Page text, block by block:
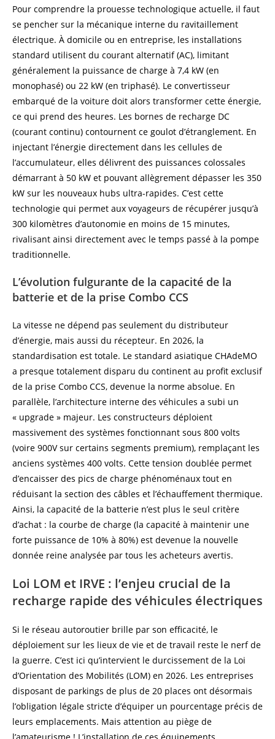
Pour comprendre la prouesse technologique actuelle, il faut
se pencher sur la mécanique interne du ravitaillement
électrique. À domicile ou en entreprise, les installations
standard utilisent du courant alternatif (AC), limitant
généralement la puissance de charge à 7,4 kW (en
monophasé) ou 22 kW (en triphasé). Le convertisseur
embarqué de la voiture doit alors transformer cette énergie,
ce qui prend des heures. Les bornes de recharge DC
(courant continu) contournent ce goulot d’étranglement. En
injectant l’énergie directement dans les cellules de
l’accumulateur, elles délivrent des puissances colossales
démarrant à 50 kW et pouvant allègrement dépasser les 350
kW sur les nouveaux hubs ultra-rapides. C’est cette
technologie qui permet aux voyageurs de récupérer jusqu’à
300 kilomètres d’autonomie en moins de 15 minutes,
rivalisant ainsi directement avec le temps passé à la pompe
traditionnelle.
L’évolution fulgurante de la capacité de la
batterie et de la prise Combo CCS
La vitesse ne dépend pas seulement du distributeur
d’énergie, mais aussi du récepteur. En 2026, la
standardisation est totale. Le standard asiatique CHAdeMO
a presque totalement disparu du continent au profit exclusif
de la prise Combo CCS, devenue la norme absolue. En
parallèle, l’architecture interne des véhicules a subi un
« upgrade » majeur. Les constructeurs déploient
massivement des systèmes fonctionnant sous 800 volts
(voire 900V sur certains segments premium), remplaçant les
anciens systèmes 400 volts. Cette tension doublée permet
d’encaisser des pics de charge phénoménaux tout en
réduisant la section des câbles et l’échauffement thermique.
Ainsi, la capacité de la batterie n’est plus le seul critère
d’achat : la courbe de charge (la capacité à maintenir une
forte puissance de 10% à 80%) est devenue la nouvelle
donnée reine analysée par tous les acheteurs avertis.
Loi LOM et IRVE : l’enjeu crucial de la
recharge rapide des véhicules électriques
Si le réseau autoroutier brille par son efficacité, le
déploiement sur les lieux de vie et de travail reste le nerf de
la guerre. C’est ici qu’intervient le durcissement de la Loi
d’Orientation des Mobilités (LOM) en 2026. Les entreprises
disposant de parkings de plus de 20 places ont désormais
l’obligation légale stricte d’équiper un pourcentage précis de
leurs emplacements. Mais attention au piège de